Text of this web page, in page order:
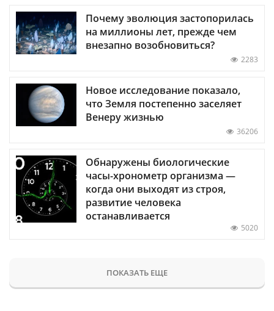
Почему эволюция застопорилась
на миллионы лет, прежде чем
внезапно возобновиться?
2283
Новое исследование показало,
что Земля постепенно заселяет
Венеру жизнью
36206
Обнаружены биологические
часы-хронометр организма —
когда они выходят из строя,
развитие человека
останавливается
5020
ПОКАЗАТЬ ЕЩЕ